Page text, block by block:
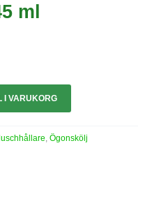
ml
I VARUKORG
, Ögonskölj